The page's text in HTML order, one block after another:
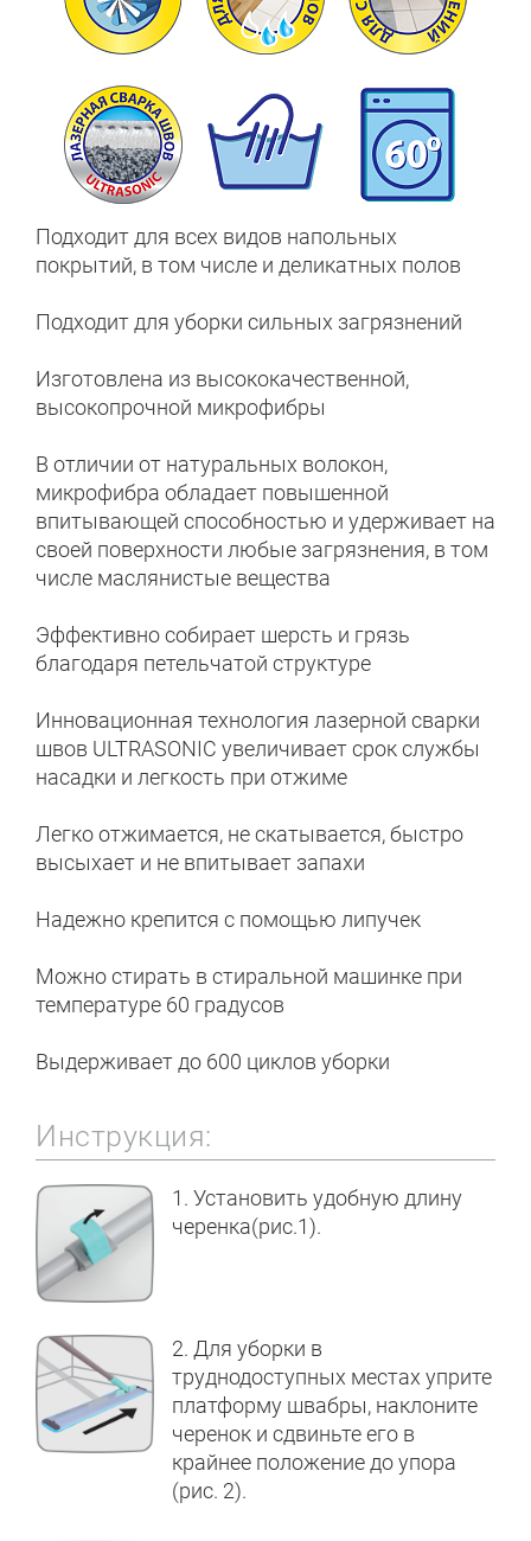
Подходит для всех видов напольных
покрытий, в том числе и деликатных полов
Подходит для уборки сильных загрязнений
Изготовлена из высококачественной,
высокопрочной микрофибры
В отличии от натуральных волокон,
микрофибра обладает повышенной
впитывающей способностью и удерживает на
своей поверхности любые загрязнения, в том
числе маслянистые вещества
Эффективно собирает шерсть и грязь
благодаря петельчатой структуре
Инновационная технология лазерной сварки
швов ULTRASONIC увеличивает срок службы
насадки и легкость при отжиме
Легко отжимается, не скатывается, быстро
высыхает и не впитывает запахи
Надежно крепится с помощью липучек
Можно стирать в стиральной машинке при
температуре 60 градусов
Выдерживает до 600 циклов уборки
Инструкция:
1. Установить удобную длину
черенка(рис.1).
2. Для уборки в
труднодоступных местах уприте
платформу швабры, наклоните
черенок и сдвиньте его в
крайнее положение до упора
(рис. 2).